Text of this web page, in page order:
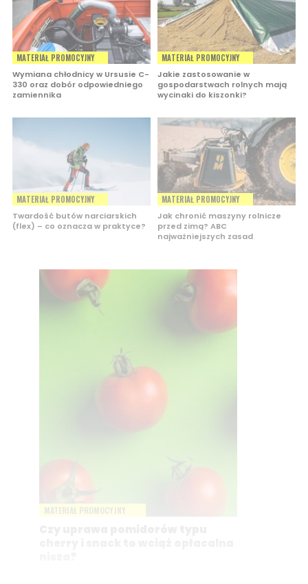
MATERIAŁ PROMOCYJNY
Wymiana chłodnicy w Ursusie C-
330 oraz dobór odpowiedniego
zamiennika
MATERIAŁ PROMOCYJNY
Jakie zastosowanie w
gospodarstwach rolnych mają
wycinaki do kiszonki?
MATERIAŁ PROMOCYJNY
Twardość butów narciarskich
(flex) – co oznacza w praktyce?
MATERIAŁ PROMOCYJNY
Jak chronić maszyny rolnicze
przed zimą? ABC
najważniejszych zasad